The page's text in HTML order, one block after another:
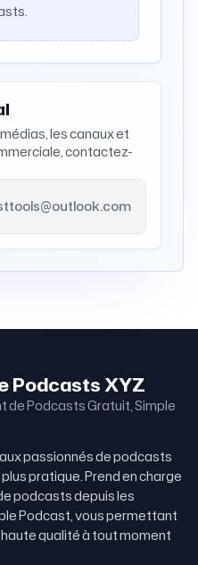
les canaux et
contactez-
Podcasts XYZ
de Podcasts Gratuit, Simple
passionnés de podcasts
pratique. Prend en charge
podcasts depuis les
Podcast, vous permettant
qualité à tout moment